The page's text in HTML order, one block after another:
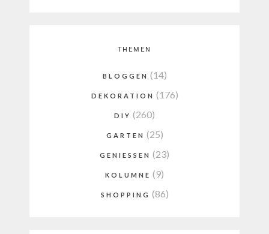
THEMEN
BLOGGEN (14)
DEKORATION (176)
DIY (260)
GARTEN (25)
GENIESSEN (23)
KOLUMNE (9)
SHOPPING (86)